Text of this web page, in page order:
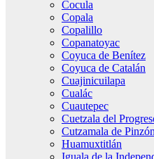
Cocula
Copala
Copalillo
Copanatoyac
Coyuca de Benítez
Coyuca de Catalán
Cuajinicuilapa
Cualác
Cuautepec
Cuetzala del
Cutzamala de Pinzón
Huamuxtitlán
Iguala de la